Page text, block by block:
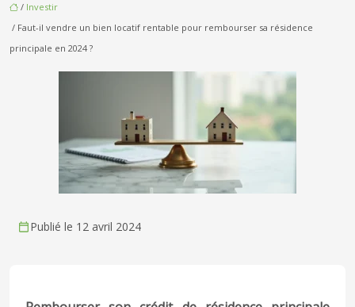
/ Investir
/ Faut-il vendre un bien locatif rentable pour rembourser sa résidence
principale en 2024 ?
Publié le 12 avril 2024